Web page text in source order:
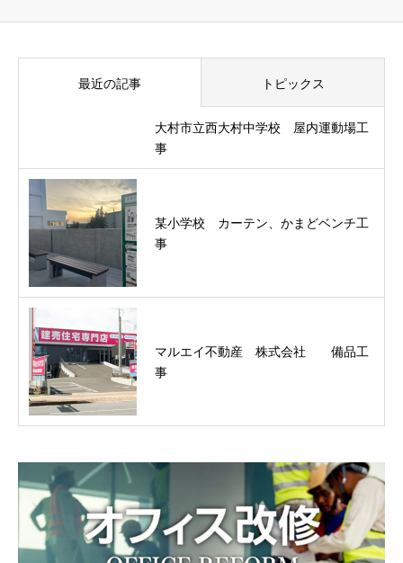
最近の記事 トピックス
大村市立西大村中学校 屋内運動場工
事
某小学校 カーテン、かまどベンチ工
事
マルエイ不動産 株式会社 備品工
事